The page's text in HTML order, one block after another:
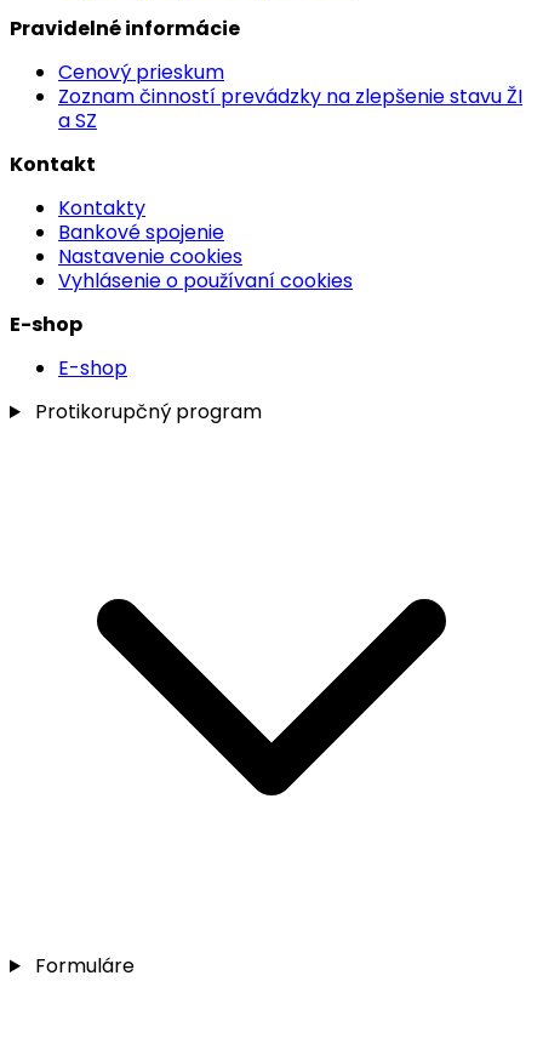
Pravidelné informácie
Cenový prieskum
Zoznam činností prevádzky na zlepšenie stavu ŽI
a SZ
Kontakt
Kontakty
Bankové spojenie
Nastavenie cookies
Vyhlásenie o používaní cookies
E-shop
E-shop
Protikorupčný program
Formuláre